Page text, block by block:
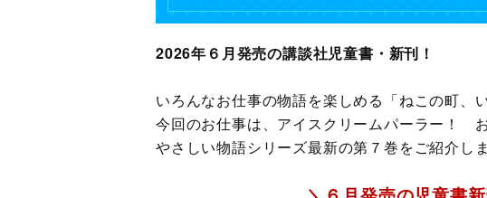
2026年６月発売の講談社児童書・新刊！
いろんなお仕事の物語を楽しめる「ねこの町、
今回のお仕事は、アイスクリームパーラー！
やさしい物語シリーズ最新の第７巻をご紹介しま